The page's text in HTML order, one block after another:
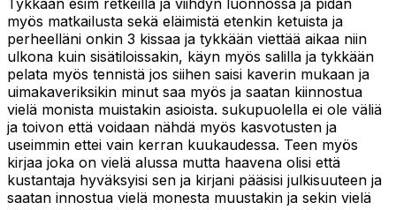
myös matkailusta sekä eläimistä etenkin ketuista ja
perheelläni onkin 3 kissaa ja tykkään viettää aikaa niin
ulkona kuin sisätiloissakin, käyn myös salilla ja tykkään
pelata myös tennistä jos siihen saisi kaverin mukaan ja
uimakaveriksikin minut saa myös ja saatan kiinnostua
vielä monista muistakin asioista. sukupuolella ei ole väliä
ja toivon että voidaan nähdä myös kasvotusten ja
useimmin ettei vain kerran kuukaudessa. Teen myös
kirjaa joka on vielä alussa mutta haavena olisi että
kustantaja hyväksyisi sen ja kirjani pääsisi julkisuuteen ja
saatan innostua vielä monesta muustakin ja sekin vielä